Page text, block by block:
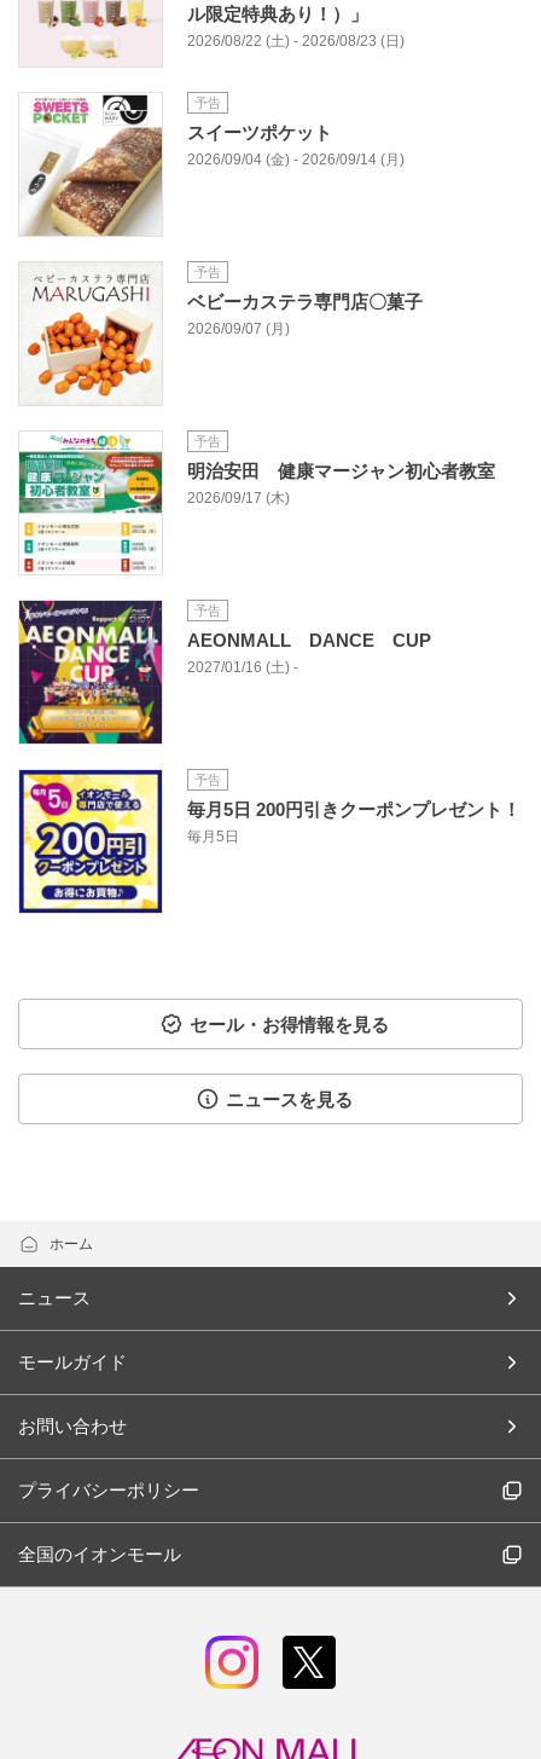
ル限定特典あり！）」
2026/08/22 (土) - 2026/08/23 (日)
予告
スイーツポケット
2026/09/04 (金) - 2026/09/14 (月)
予告
ベビーカステラ専門店〇菓子
2026/09/07 (月)
予告
明治安田 健康マージャン初心者教室
2026/09/17 (木)
予告
AEONMALL DANCE CUP
2027/01/16 (土) -
予告
毎月5日 200円引きクーポンプレゼント！
毎月5日
セール・お得情報を見る
ニュースを見る
ホーム
ニュース
モールガイド
お問い合わせ
プライバシーポリシー
全国のイオンモール